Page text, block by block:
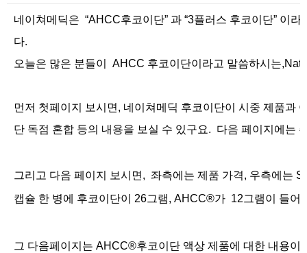
네이쳐메딕은 “AHCC후코이단” 과 “3플러스 후코이단” 이
다.
오늘은 많은 분들이 AHCC 후코이단이라고 말씀하시는,
먼저 첫페이지 보시면, 네이쳐메딕 후코이단이 시중 제품
단 독점 혼합 등의 내용을 보실 수 있구요. 다음 페이지에는
그리고 다음 페이지 보시면, 좌측에는 제품 가격, 우측에는
캡슐 한 병에 후코이단이 26그램, AHCC®가 12그램이 들어
그 다음페이지는 AHCC®후코이단 액상 제품에 대한 내용